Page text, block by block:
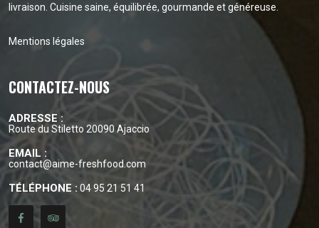
livraison. Cuisine saine, équilibrée, gourmande et généreuse.
Mentions légales
CONTACTEZ-NOUS
ADRESSE :
Route du Stiletto 20090 Ajaccio
EMAIL :
contact@aime-freshfood.com
TÉLÉPHONE : 04 95 21 51 41